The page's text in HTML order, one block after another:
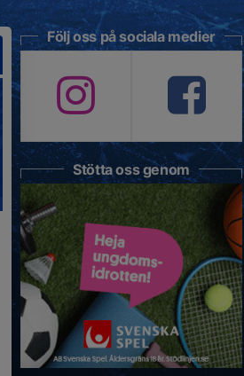
Följ oss på sociala medier
Stötta oss genom